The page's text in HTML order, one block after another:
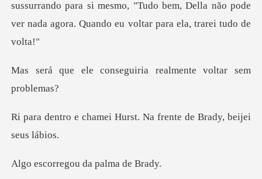
sussurrando para si mesmo, "Tudo bem, Della nã
seguiria realmente v
Hurst. Na frente de Br
egou da pal